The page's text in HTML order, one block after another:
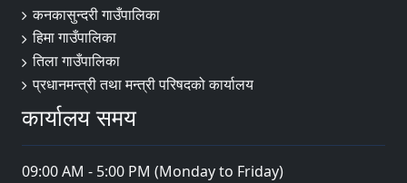
कनकासुन्दरी गाउँपालिका
हिमा गाउँपालिका
तिला गाउँपालिका
प्रधानमन्त्री तथा मन्त्री परिषदको कार्यालय
कार्यालय समय
09:00 AM - 5:00 PM (Monday to Friday)